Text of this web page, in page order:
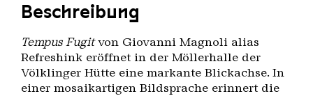
Beschreibung
Tempus Fugitvon Giovanni Magnoli alias
Refreshink eröffnet in der Möllerhalle der
Völklinger Hütte eine markante Blickachse. In
einer mosaikartigen Bildsprache erinnert die